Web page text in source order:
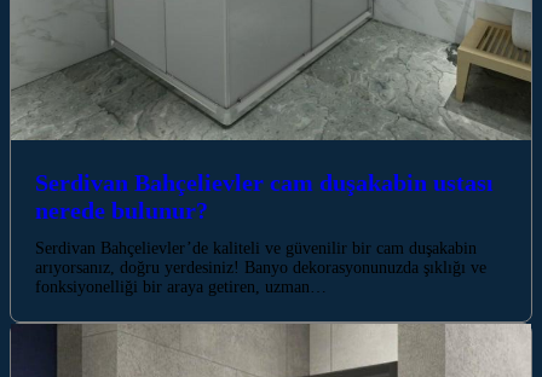
Serdivan Bahçelievler cam duşakabin ustası
nerede bulunur?
Serdivan Bahçelievler’de kaliteli ve güvenilir bir cam duşakabin
arıyorsanız, doğru yerdesiniz! Banyo dekorasyonunuzda şıklığı ve
fonksiyonelliği bir araya getiren, uzman…